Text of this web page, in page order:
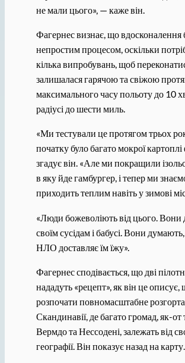
не мали цього», — каже він.
Фагернес визнає, що вдосконалення
непростим процесом, оскільки
кілька випробувань, щоб
залишалася гарячою та свіжою
максимального часу польоту до 10
радіусі до шести миль.
«Ми тестували це протягом трьох
початку було багато мокрої картоплі
згадує він. «Але ми покращили
в яку йде гамбургер, і тепер ми
приходить теплим навіть у зимові
«Люди божеволіють від цього. Вони
своїм сусідам і бабусі. Вони
НЛО доставляє їм їжу».
Фагернес сподівається, що дві
нададуть «рецепт», як він це описує,
розпочати повномасштабне
Скандинавії, де багато громад, як-от
Вермдо та Нессодені, залежать від
географії. Він показує назад на карту.